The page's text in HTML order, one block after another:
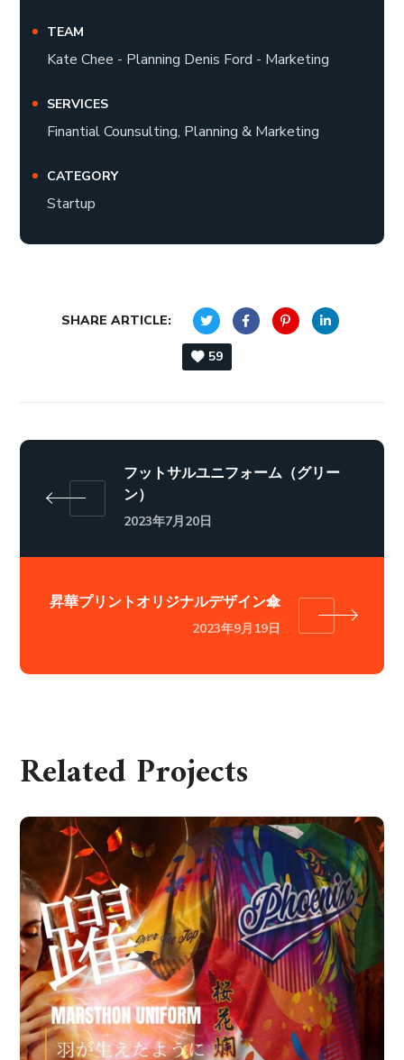
TEAM
Kate Chee - Planning Denis Ford - Marketing
SERVICES
Finantial Counsulting, Planning & Marketing
CATEGORY
Startup
SHARE ARTICLE:
59
フットサルユニフォーム（グリー
ン）
2023年7月20日
昇華プリントオリジナルデザイン傘
2023年9月19日
Related Projects